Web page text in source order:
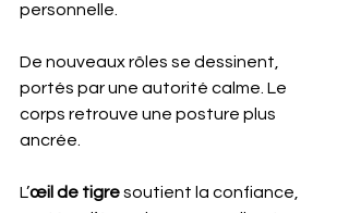
personnelle.
De nouveaux rôles se dessinent,
portés par une autorité calme. Le
corps retrouve une posture plus
ancrée.
L’œil de tigre soutient la confiance,